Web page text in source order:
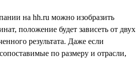
на hh.ru можно изобразить
положение будет зависеть от двух
результата. Даже если
по размеру и отрасли,